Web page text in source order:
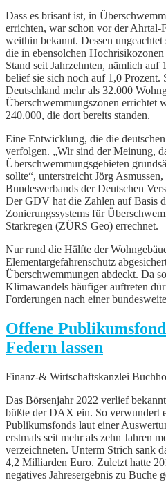
Dass es brisant ist, in
errichten, war schon vor der Ahrtal-
weithin bekannt. Dessen
die in ebensolchen
Stand seit Jahrzehnten, nämlich auf
belief sie sich noch auf 1,0 Prozent.
Deutschland mehr als 32.000
Überschwemmungszonen errichtet
240.000, die dort bereits standen.
Eine Entwicklung, die die
verfolgen. „Wir sind der Meinung,
Überschwemmungsgebieten
sollte“, unterstreicht Jörg
Bundesverbands der Deutschen
Der GDV hat die Zahlen auf Basis
Zonierungssystems für
Starkregen (ZÜRS Geo) errechnet.
Nur rund die Hälfte der
Elementargefahrenschutz
Überschwemmungen abdeckt. Da
Klimawandels häufiger auftreten
Forderungen nach einer
Offene
Federn lassen
Finanz-& Wirtschaftskanzlei
Das Börsenjahr 2022 verlief
büßte der DAX ein. So verwundert
Publikumsfonds laut einer
erstmals seit mehr als zehn Jahren
verzeichneten. Unterm Strich sank
4,2 Milliarden Euro. Zuletzt hatte
negatives Jahresergebnis zu Buche